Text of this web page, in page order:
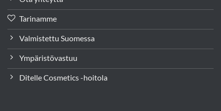
Tarinamme
Valmistettu Suomessa
Ympäristövastuu
Ditelle Cosmetics -hoitola